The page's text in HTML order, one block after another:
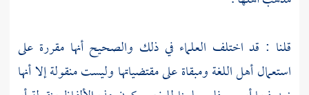
قلنا : قد اختلف العلماء في ذلك والصحيح أنها مقررة على
استعمال أهل اللغة ومبقاة على مقتضياتها وليست منقولة إلا أنها